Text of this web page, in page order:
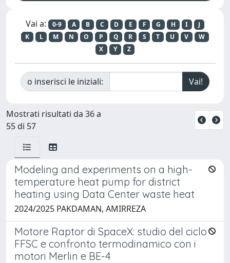
Vai a: 0-9 A B C D E F G H I
J
K
L M N O P Q R S T U V
W
X
Y Z
o inserisci le iniziali:
Mostrati risultati da 36 a
55 di 57
Modeling and experiments on a high-
temperature heat pump for district
heating using Data Center waste heat
2024/2025 PAKDAMAN, AMIRREZA
Motore Raptor di SpaceX: studio del ciclo
FFSC e confronto termodinamico con i
motori Merlin e BE-4